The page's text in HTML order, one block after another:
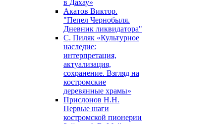
в Дахау»
Акатов Виктор.
"Пепел Чернобыля.
Дневник ликвидатора"
С. Пиляк «Культурное
наследие:
интерпретация,
актуализация,
сохранение. Взгляд на
костромские
деревянные храмы»
Прислонов Н.Н.
Первые шаги
костромской пионерии